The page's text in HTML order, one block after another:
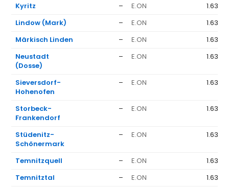
Kyritz
– E.ON
1.636
Lindow (Mark)
– E.ON
1.636
Märkisch Linden
– E.ON
1.636
Neustadt
(Dosse)
– E.ON 1.636
Sieversdorf-
Hohenofen
– E.ON 1.636
Storbeck-
Frankendorf
– E.ON 1.636
Stüdenitz-
Schönermark
– E.ON 1.636
Temnitzquell – E.ON
1.636
Temnitztal
– E.ON
1.636